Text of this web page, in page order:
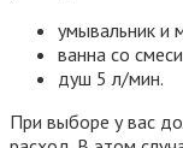
умывальник и
ванна со
душ 5 л/мин.
При выборе у вас